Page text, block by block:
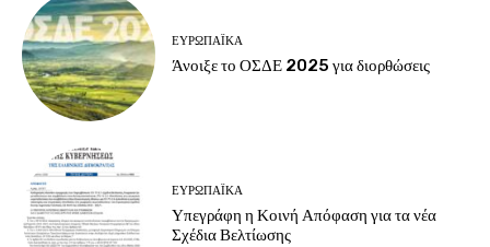
ΕΥΡΩΠΑΪΚΆ
Άνοιξε το ΟΣΔΕ 2025 για διορθώσεις
ΕΥΡΩΠΑΪΚΆ
Υπεγράφη η Κοινή Απόφαση για τα νέα
Σχέδια Βελτίωσης